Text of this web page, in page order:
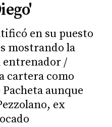
en su puesto
mostrando la
entrenador /
cartera como
aunque
ex